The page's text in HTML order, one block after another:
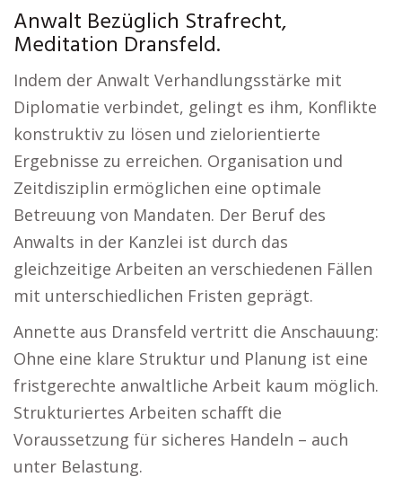
Anwalt Bezüglich Strafrecht,
Meditation Dransfeld.
Indem der Anwalt Verhandlungsstärke mit
Diplomatie verbindet, gelingt es ihm, Konflikte
konstruktiv zu lösen und zielorientierte
Ergebnisse zu erreichen. Organisation und
Zeitdisziplin ermöglichen eine optimale
Betreuung von Mandaten. Der Beruf des
Anwalts in der Kanzlei ist durch das
gleichzeitige Arbeiten an verschiedenen Fällen
mit unterschiedlichen Fristen geprägt.
Annette aus Dransfeld vertritt die Anschauung:
Ohne eine klare Struktur und Planung ist eine
fristgerechte anwaltliche Arbeit kaum möglich.
Strukturiertes Arbeiten schafft die
Voraussetzung für sicheres Handeln – auch
unter Belastung.